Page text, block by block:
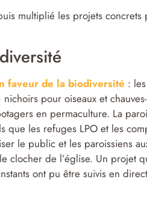
multiplié les projets
faveur de la biodiversité :
pour oiseaux et
en permaculture. La
les refuges LPO et les
le public et les paroissiens
clocher de l’église. Un projet
ont pu être suivis en